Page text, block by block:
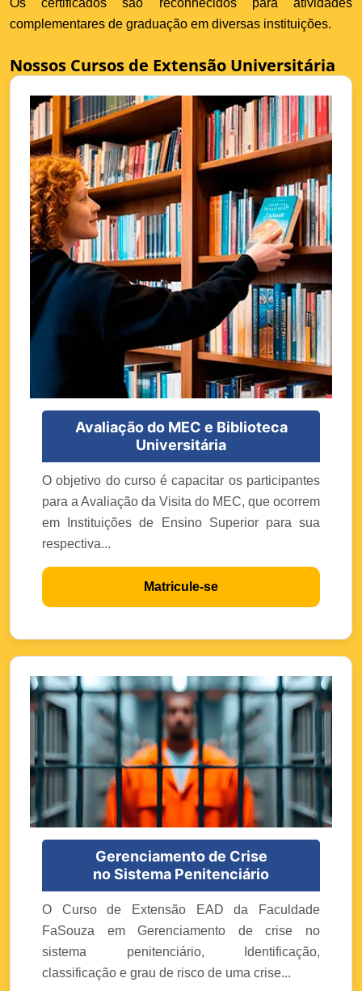
Os certificados são reconhecidos para atividades
complementares de graduação em diversas instituições.
Nossos Cursos de Extensão Universitária
Avaliação do MEC e Biblioteca
Universitária
O objetivo do curso é capacitar os participantes
para a Avaliação da Visita do MEC, que ocorrem
em Instituições de Ensino Superior para sua
respectiva...
Matricule-se
Gerenciamento de Crise
no Sistema Penitenciário
O Curso de Extensão EAD da Faculdade
FaSouza em Gerenciamento de crise no
sistema penitenciário, Identificação,
classificação e grau de risco de uma crise...